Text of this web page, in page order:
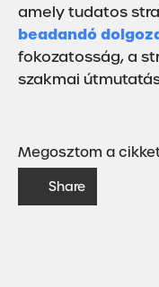
amely tudatos
beadandó
fokozatosság, a
szakmai
Megosztom a
Share